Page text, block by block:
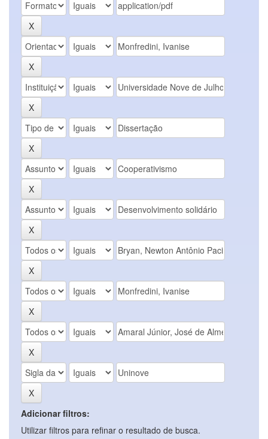
Adicionar filtros:
Utilizar filtros para refinar o resultado de busca.